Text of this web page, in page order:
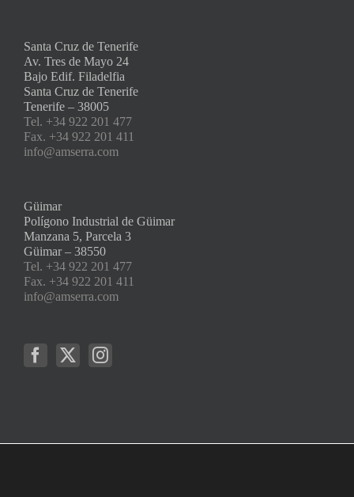
Santa Cruz de Tenerife
Av. Tres de Mayo 24
Bajo Edif. Filadelfia
Santa Cruz de Tenerife
Tenerife – 38005
Tel. +34 922 201 477
Fax. +34 922 201 411
info@amserra.com
Güimar
Polígono Industrial de Güimar
Manzana 5, Parcela 3
Güimar – 38550
Tel. +34 922 201 477
Fax. +34 922 201 411
info@amserra.com